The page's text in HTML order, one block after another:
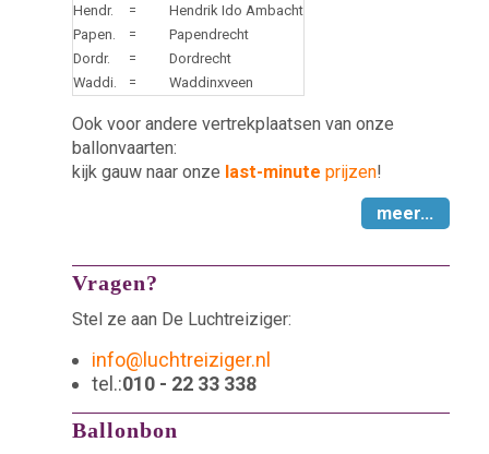
Hendr.
=
Hendrik Ido Ambacht
Papen.
=
Papendrecht
Dordr.
=
Dordrecht
Waddi.
= Waddinxveen
Ook voor andere vertrekplaatsen van onze
ballonvaarten:
kijk gauw naar onze last-minute prijzen!
meer...
Vragen?
Stel ze aan De Luchtreiziger:
info@luchtreiziger.nl
tel.:010 - 22 33 338
Ballonbon